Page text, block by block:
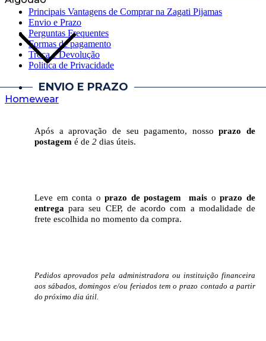
Homewear
Principais Vantagens de Comprar na Zagati Pijamas
Envio e Prazo
Perguntas Frequentes
Formas de pagamento
Troca e Devolução
Politica de Privacidade
ENVIO E PRAZO
Após a aprovação de seu pagamento, nossoprazo de
postagem é de 2 dias úteis.
Leve em conta oprazo de postagem mais oprazo de
entrega para seu CEP, de acordo com a modalidade de
frete escolhida no momento da compra.
Pedidos aprovados pela administradora ou instituição financeira
aos sábados, domingos e/ou feriados tem o prazo contado a partir
do próximo dia útil.